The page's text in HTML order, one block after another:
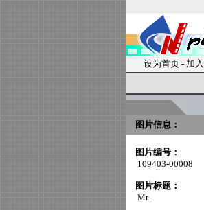
设为首页 - 加
图片信息：
图片编号：
109403-00008
图片标题：
Mr.